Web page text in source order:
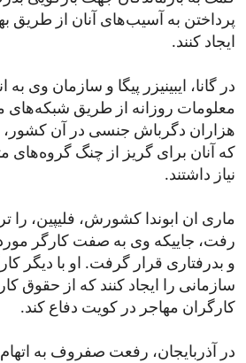
پرداختن به آسیب‌های آنان از طریق
ایجاد کنند.
در گانا، ایبینیزر پیگا و سازمان وی
معلومات روزانه از طریق شبکه‌های
هزاران دگرباش جنسی در آن کشور،
که آنان برای گریز از چنگ گروه‌های
نیاز داشتند.
ماری ان ابوندا کشورش، فلیپین، را
رفت، جاییکه وی به صفت کارگر
و بدرفتاری قرار گرفت. او با دیگر
سازمانی را ایجاد کنند که از حقوق
کارگران مهاجر در کویت دفاع کند.
در آذربایجان، رفعت صفروف به